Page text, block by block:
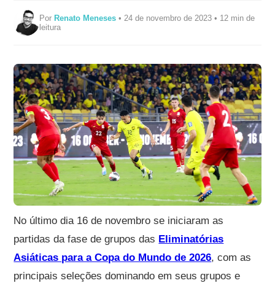
Por Renato Meneses • 24 de novembro de 2023 • 12 min de
leitura
No último dia 16 de novembro se iniciaram as
partidas da fase de grupos das Eliminatórias
Asiáticas para a Copa do Mundo de 2026, com as
principais seleções dominando em seus grupos e